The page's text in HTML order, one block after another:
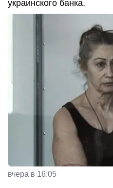
украинского банка.
вчера в 16:05